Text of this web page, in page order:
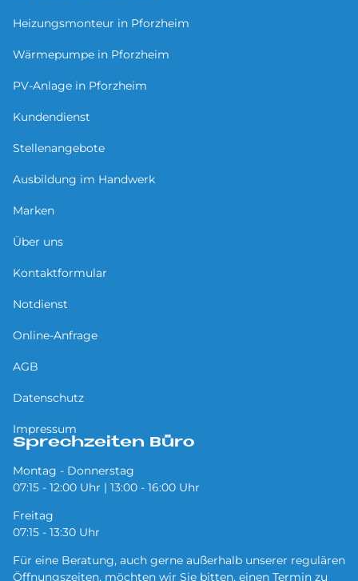
Heizungsmonteur in Pforzheim
Wärmepumpe in Pforzheim
PV-Anlage in Pforzheim
Kundendienst
Stellenangebote
Ausbildung im Handwerk
Marken
Über uns
Kontaktformular
Notdienst
Online-Anfrage
AGB
Datenschutz
Impressum
Sprechzeiten Büro
Montag - Donnerstag
07:15 - 12:00 Uhr | 13:00 - 16:00 Uhr
Freitag
07:15 - 13:30 Uhr
Für eine Beratung, auch gerne außerhalb unserer regulären
Öffnungszeiten, möchten wir Sie bitten, einen Termin zu